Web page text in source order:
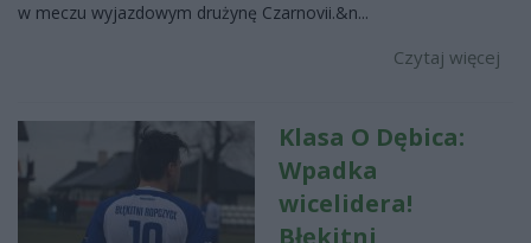
w meczu wyjazdowym drużynę Czarnovii.&n...
Czytaj więcej
Klasa O Dębica:
Wpadka
wicelidera!
Błękitni